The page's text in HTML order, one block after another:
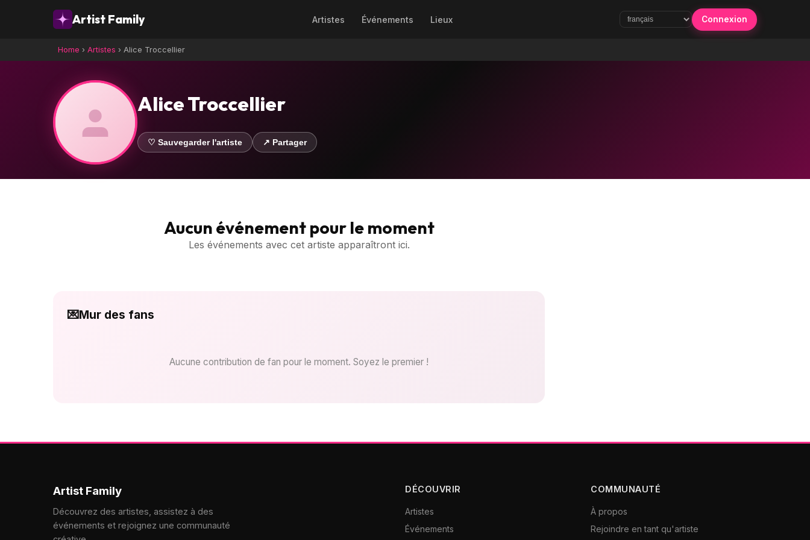
Artist Family Artistes Événements Lieux Connexion
Home › Artistes › Alice Troccellier
Alice Troccellier
♡ Sauvegarder l'artiste ↗ Partager
Aucun événement pour le moment
Les événements avec cet artiste apparaîtront ici.
💌Mur des fans
Aucune contribution de fan pour le moment. Soyez le premier !
Artist Family
Découvrez des artistes, assistez à des
événements et rejoignez une communauté
DÉCOUVRIR
Artistes
Événements
COMMUNAUTÉ
À propos
Rejoindre en tant qu'artiste